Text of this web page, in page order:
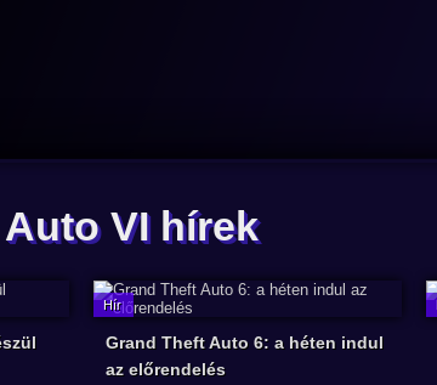
VI hírek
Grand Theft Auto 6: a héten indul
az előrendelés